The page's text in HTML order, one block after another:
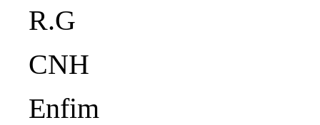
R.G
CNH
Enfim